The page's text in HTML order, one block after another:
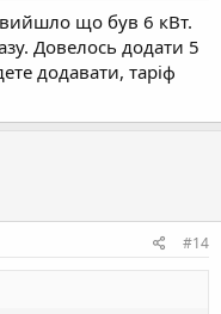
вийшло що був 6 кВт.
Довелось додати 5
додавати, таріф
#14